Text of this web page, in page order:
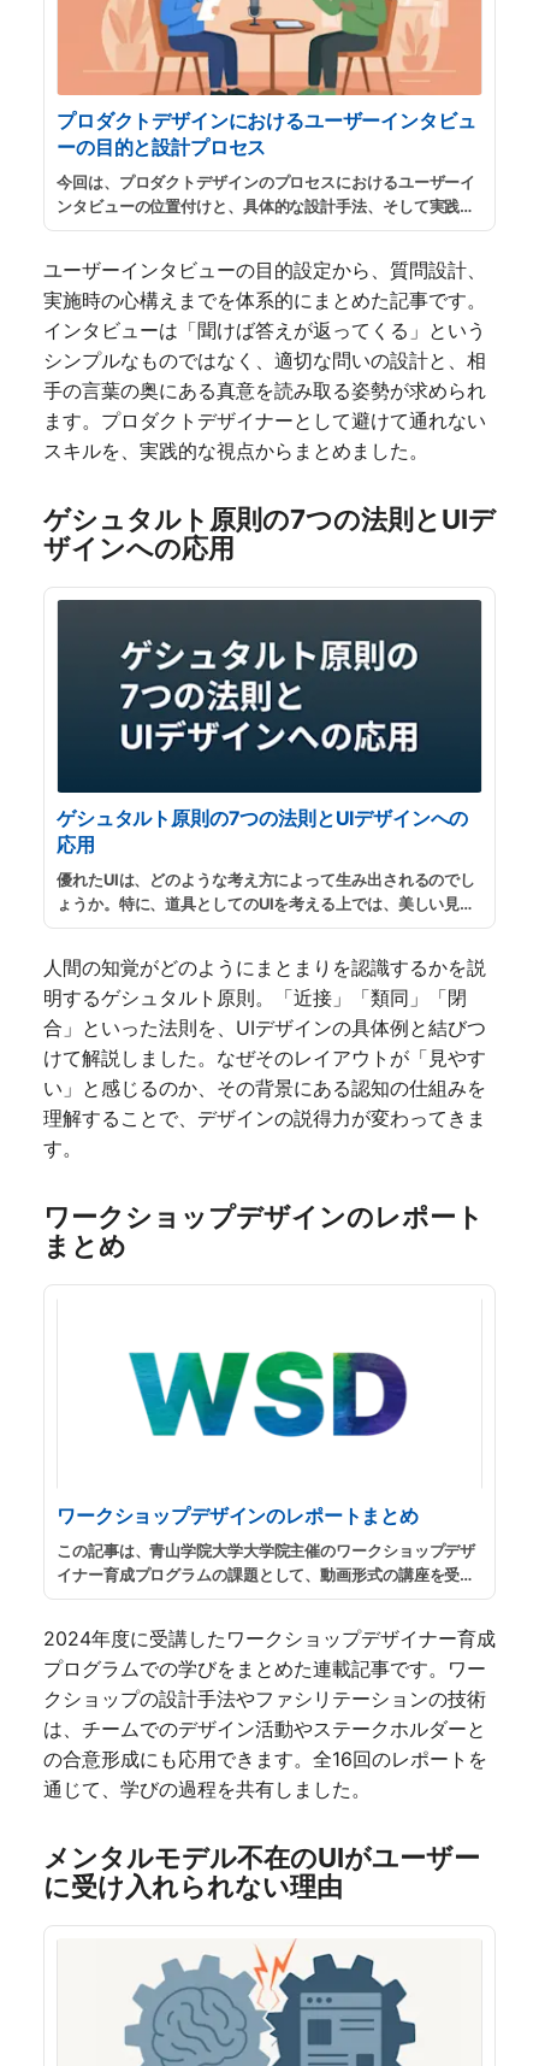
プロダクトデザインにおけるユーザーインタビュ
ーの目的と設計プロセス
今回は、プロダクトデザインのプロセスにおけるユーザーイ
ンタビューの位置付けと、具体的な設計手法、そして実践の
コツについてまとめます。...続きを読む
ユーザーインタビューの目的設定から、質問設計、
実施時の心構えまでを体系的にまとめた記事です。
インタビューは「聞けば答えが返ってくる」という
シンプルなものではなく、適切な問いの設計と、相
手の言葉の奥にある真意を読み取る姿勢が求められ
ます。プロダクトデザイナーとして避けて通れない
スキルを、実践的な視点からまとめました。
ゲシュタルト原則の7つの法則とUIデ
ザインへの応用
ゲシュタルト原則の7つの法則とUIデザインへの
応用
優れたUIは、どのような考え方によって生み出されるのでし
ょうか。特に、道具としてのUIを考える上では、美しい見た
目ももちろん重要ですが、それ以上に「ユーザーが新しく考
す。...続きを読む
人間の知覚がどのようにまとまりを認識するかを説
明するゲシュタルト原則。「近接」「類同」「閉
合」といった法則を、UIデザインの具体例と結びつ
けて解説しました。なぜそのレイアウトが「見やす
い」と感じるのか、その背景にある認知の仕組みを
理解することで、デザインの説得力が変わってきま
す。
ワークショップデザインのレポート
まとめ
ワークショップデザインのレポートまとめ
この記事は、青山学院大学大学院主催のワークショップデザ
イナー育成プログラムの課題として、動画形式の講座を受講
して筆者個人の考えをまとめたレポートのまとめです。...続
2024年度に受講したワークショップデザイナー育成
プログラムでの学びをまとめた連載記事です。ワー
クショップの設計手法やファシリテーションの技術
は、チームでのデザイン活動やステークホルダーと
の合意形成にも応用できます。全16回のレポートを
通じて、学びの過程を共有しました。
メンタルモデル不在のUIがユーザー
に受け入れられない理由